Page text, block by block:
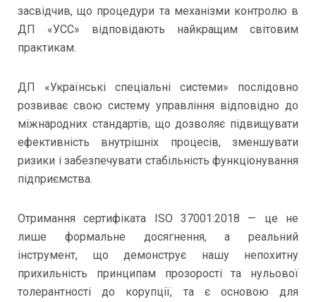
засвідчив, що процедури та механізми контролю в
ДП «УСС» відповідають найкращим світовим
практикам.
ДП «Українські спеціальні системи» послідовно
розвиває свою систему управління відповідно до
міжнародних стандартів, що дозволяє підвищувати
ефективність внутрішніх процесів, зменшувати
ризики і забезпечувати стабільність функціонування
підприємства.
Отримання сертифіката ISO 37001:2018 — це не
лише формальне досягнення, а реальний
інструмент, що демонструє нашу непохитну
прихильність принципам прозорості та нульової
толерантності до корупції, та є основою для